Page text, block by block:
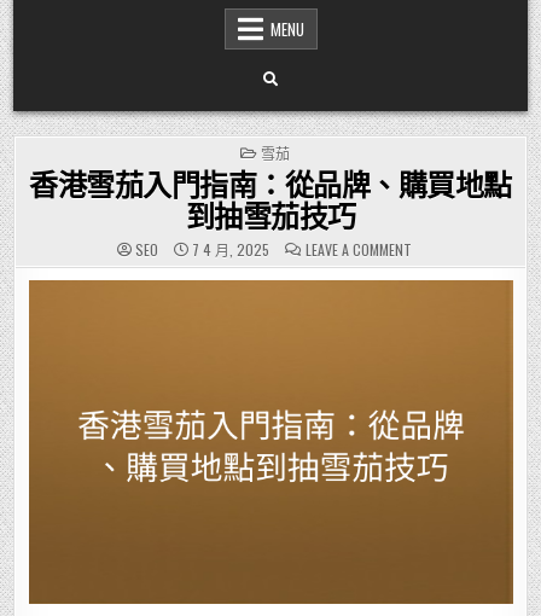
MENU
POSTED
IN
雪茄
香港雪茄入門指南：從品牌、購買地點
到抽雪茄技巧
SEO 7 4 月, 2025 LEAVE A COMMENT
香
港
牌、
購
買
地
點
到